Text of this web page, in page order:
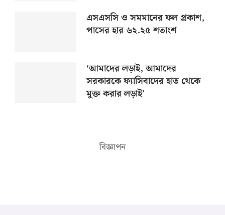
এসএসসি ও সমমানের ফল প্রকাশ,
পাসের হার ৬২.২৫ শতাংশ
‘আমাদের লড়াই, আমাদের
সরকারকে ফ্যাসিবাদের হাত থেকে
মুক্ত করার লড়াই’
বিজ্ঞাপন